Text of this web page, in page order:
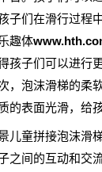
子们在滑行过程
趣体
孩子们可以进行
，泡沫滑梯的柔
的表面光滑，给
儿童拼接泡沫滑
之间的互动和交